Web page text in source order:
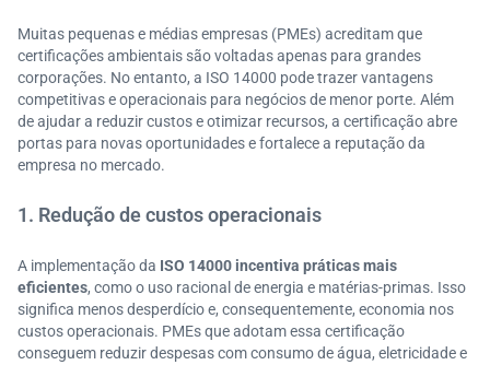
Muitas pequenas e médias empresas (PMEs) acreditam que
certificações ambientais são voltadas apenas para grandes
corporações. No entanto, a ISO 14000 pode trazer vantagens
competitivas e operacionais para negócios de menor porte. Além
de ajudar a reduzir custos e otimizar recursos, a certificação abre
portas para novas oportunidades e fortalece a reputação da
empresa no mercado.
1. Redução de custos operacionais
A implementação da ISO 14000 incentiva práticas mais
eficientes, como o uso racional de energia e matérias-primas. Isso
significa menos desperdício e, consequentemente, economia nos
custos operacionais. PMEs que adotam essa certificação
conseguem reduzir despesas com consumo de água, eletricidade e